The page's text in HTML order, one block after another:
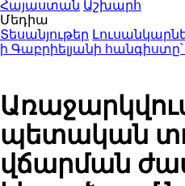
Հայաստան Աշխարհ
Մեդիա
Տեսանյութեր
հանգիստը՝
պետական
վճարման